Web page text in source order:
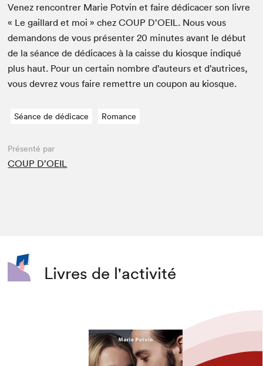
Venez ren­con­tr­er Marie Potvin et faire dédi­cac­er son livre
« Le gail­lard et moi » chezCOUP D’OEIL. Nous vous
deman­dons de vous présen­ter20 min­utes avant le début
de la séance de dédi­caces à la caisse du kiosque indiqué
plus haut. Pour un cer­tain nom­bre d’auteurs et d’autrices,
vous devrez vous faire remet­tre un coupon au kiosque.
Séance de dédicace Romance
Présenté par
COUP D’OEIL
Livres de l'activité